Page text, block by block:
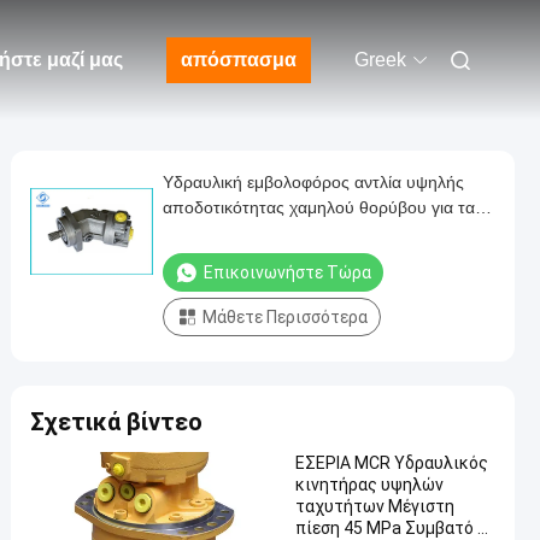
μαζί μας απόσπασμα Greek
Υδραυλική εμβολοφόρος αντλία υψηλής
αποδοτικότητας χαμηλού θορύβου για τα
Επικοινωνήστε Τώρα
Μάθετε Περισσότερα
Σχετικά βίντεο
ΕΣΕΡΙΑ MCR Υδραυλικός
κινητήρας υψηλών
ταχυτήτων Μέγιστη
πίεση 45 MPa Συμβατό με